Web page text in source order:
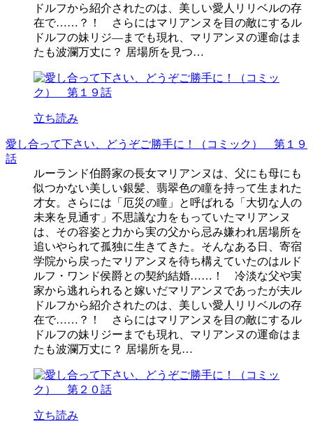
ドルフから紹介されたのは、美しい愛人リリベルの存
在で……？！ さらにはマリアンヌを目の敵にするル
ドルフの妹リジ―までも現れ、マリアンヌの運命はま
たも波瀾万丈に？ 居場所を見つ…
立ち読み
愛し合って下さい、どうぞご勝手に！（コミック） 第１９
話
ルーランド伯爵家の長女マリアンヌは、父にも母にも
似つかない美しい銀髪、翡翠色の瞳を持って生まれた
才女。さらには「厄災の瞳」と呼ばれる「大切な人の
未来を見通す」不思議な力をもっていたマリアンヌ
は、その容姿と力から実の父から忌み嫌われ居場所を
追いやられて孤独に生きてきた。そんなある日、寄宿
学院から戻ったマリアンヌを待ち構えていたのはルド
ルフ・ワンド侯爵との契約結婚……！ 冷淡な父や実
家から逃れられると嫁いだマリアンヌであったが夫ル
ドルフから紹介されたのは、美しい愛人リリベルの存
在で……？！ さらにはマリアンヌを目の敵にするル
ドルフの妹リジーまでも現れ、マリアンヌの運命はま
たも波瀾万丈に？ 居場所を見…
立ち読み